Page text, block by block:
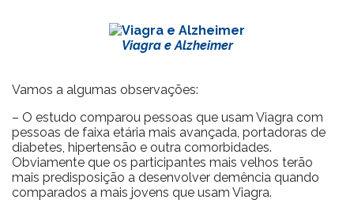
Viagra e Alzheimer
Vamos a algumas observações:
– O estudo comparou pessoas que usam Viagra com
pessoas de faixa etária mais avançada, portadoras de
diabetes, hipertensão e outra comorbidades.
Obviamente que os participantes mais velhos terão
mais predisposição a desenvolver demência quando
comparados a mais jovens que usam Viagra.